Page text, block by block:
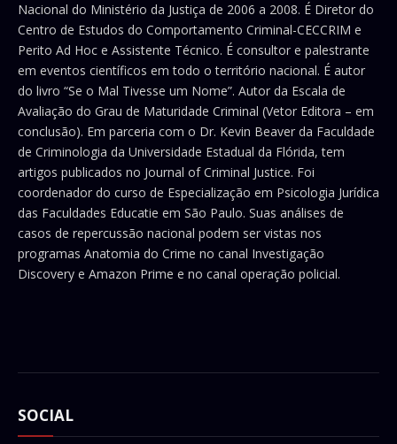
Nacional do Ministério da Justiça de 2006 a 2008. É Diretor do
Centro de Estudos do Comportamento Criminal-CECCRIM e
Perito Ad Hoc e Assistente Técnico. É consultor e palestrante
em eventos científicos em todo o território nacional. É autor
do livro “Se o Mal Tivesse um Nome”. Autor da Escala de
Avaliação do Grau de Maturidade Criminal (Vetor Editora – em
conclusão). Em parceria com o Dr. Kevin Beaver da Faculdade
de Criminologia da Universidade Estadual da Flórida, tem
artigos publicados no Journal of Criminal Justice. Foi
coordenador do curso de Especialização em Psicologia Jurídica
das Faculdades Educatie em São Paulo. Suas análises de
casos de repercussão nacional podem ser vistas nos
programas Anatomia do Crime no canal Investigação
Discovery e Amazon Prime e no canal operação policial.
SOCIAL